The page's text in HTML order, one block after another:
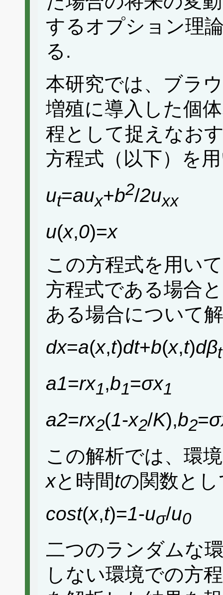
するオプション理
る.
本研究では、ブラ
増殖に導入した個
程として捉えなお
方程式（以下）を
ut=aux+b2/2uxx
u(x,0)=x
この方程式を用い
方程式である場合
ある場合について
dx=a(x,t)dt+b(x,t)dβt
a1=rx1,b1=σx1
a2=rx2(1-x2/K),b2=
この解析では、環
xと時間tの関数と
cost(x,t)=1-uσ/u0
二つのランダムな
しない環境での方